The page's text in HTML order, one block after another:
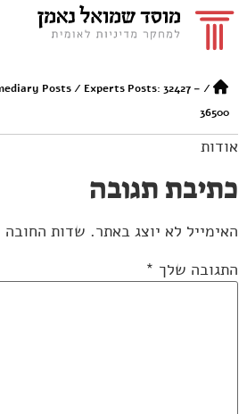
/
Posts/ Experts Posts: 32427 –
36500
אודות
כתיבת תגובה
האימייל לא יוצג באתר. שדות החובה
התגובה שלך *